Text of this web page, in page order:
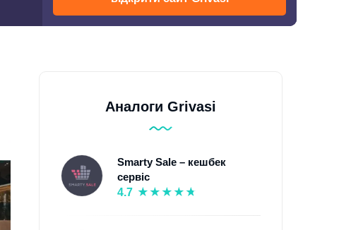
Аналоги Grivasi
Smarty Sale – кешбек
сервіс
4.7